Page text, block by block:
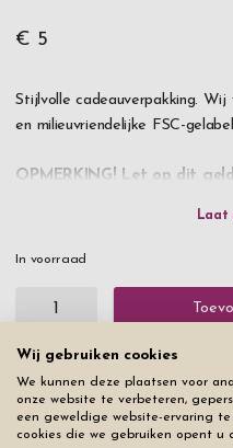
€ 5
Stijlvolle cadeauverpakking.
en milieuvriendelijke FSC-
OPMERKING! Let op dit
In voorraad
Productinformatie
Bezorginformatie
Wij gebruiken cookies
We kunnen deze plaatsen voor
onze website te verbeteren,
een geweldige website-ervaring
cookies die we gebruiken opent u